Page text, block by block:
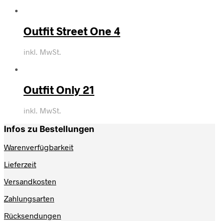
Outfit Street One 4
inkl. MwSt.
Outfit Only 21
inkl. MwSt.
Infos zu Bestellungen
Warenverfügbarkeit
Lieferzeit
Versandkosten
Zahlungsarten
Rücksendungen